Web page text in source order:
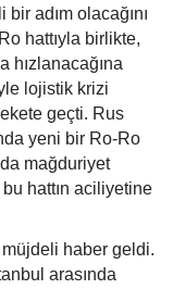
adım olacağını
hattıyla birlikte,
hızlanacağına
lojistik krizi
geçti. Rus
yeni bir Ro-Ro
mağduriyet
hattın aciliyetine
haber geldi.
arasında